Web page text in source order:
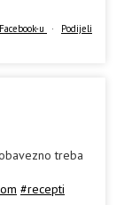
u · Podijeli
treba
#recepti